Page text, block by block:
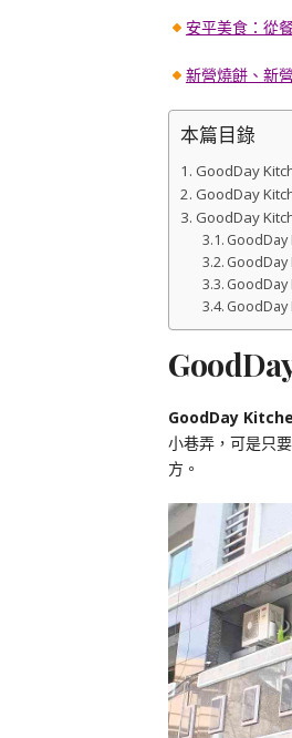
安平美食：從
新營燒餅、新
本篇目錄
GoodDay
GoodDay
GoodDay
GoodDay
小巷弄，可是只
方。